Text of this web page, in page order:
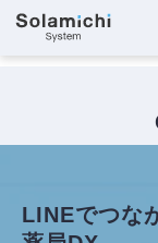
LINEでつな